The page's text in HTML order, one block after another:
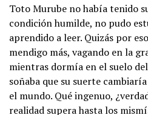
Toto Murube no había tenido
condición humilde, no pudo
aprendido a leer. Quizás por
mendigo más, vagando en la
mientras dormía en el suelo
soñaba que su suerte
el mundo. Qué ingenuo,
realidad supera hasta los